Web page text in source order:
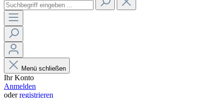
Menü schließen
Ihr Konto
Anmelden
oderregistrieren